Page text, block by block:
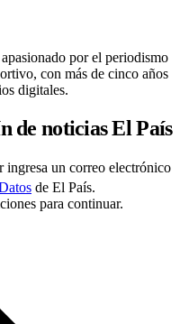
por el periodismo
con más de cinco años
digitales.
de noticias El País
ingresa un correo electrónico
de El País.
para continuar.